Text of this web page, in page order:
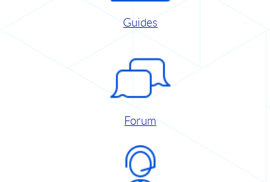
Guides
Forum